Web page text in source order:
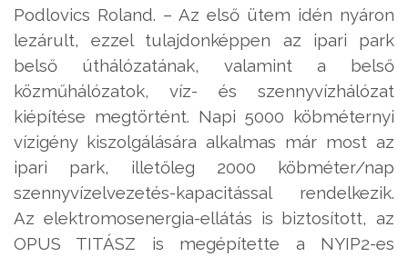
Podlovics Roland. – Az első ütem idén nyáron
lezárult, ezzel tulajdonképpen az ipari park
belső úthálózatának, valamint a belső
közműhálózatok, víz- és szennyvízhálózat
kiépítése megtörtént. Napi 5000 köbméternyi
vízigény kiszolgálására alkalmas már most az
ipari park, illetőleg 2000 köbméter/nap
szennyvízelvezetés-kapacitással rendelkezik.
Az elektromosenergia-ellátás is biztosított, az
OPUS TITÁSZ is megépítette a NYIP2-es